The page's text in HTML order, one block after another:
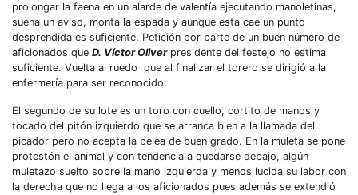
prolongar la faena en un alarde de valentía ejecutando manoletinas,
suena un aviso, monta la espada y aunque esta cae un punto
desprendida es suficiente. Petición por parte de un buen número de
aficionados que D. Víctor Oliverpresidente del festejo no estima
suficiente. Vuelta al ruedo que al finalizar el torero se dirigió a la
enfermería para ser reconocido.
El segundo de su lote es un toro con cuello, cortito de manos y
tocado del pitón izquierdo que se arranca bien a la llamada del
picador pero no acepta la pelea de buen grado. En la muleta se pone
protestón el animal y con tendencia a quedarse debajo, algún
muletazo suelto sobre la mano izquierda y menos lucida su labor con
la derecha que no llega a los aficionados pues además se extendió